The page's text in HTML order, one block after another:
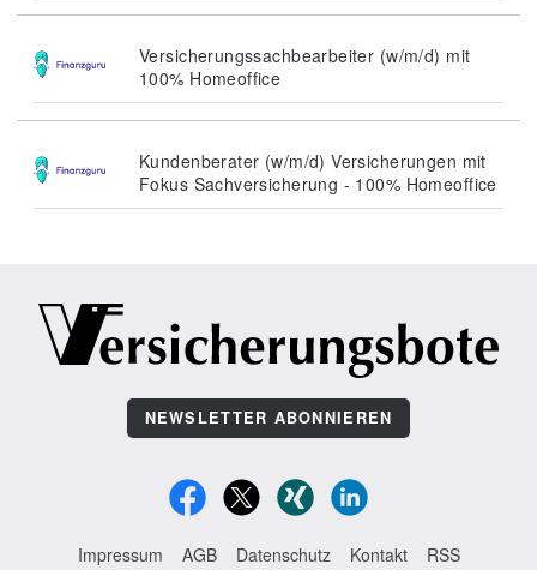
Versicherungssachbearbeiter (w/m/d) mit
100% Homeoffice
Kundenberater (w/m/d) Versicherungen mit
Fokus Sachversicherung - 100% Homeoffice
NEWSLETTER ABONNIEREN
Impressum AGB Datenschutz Kontakt RSS